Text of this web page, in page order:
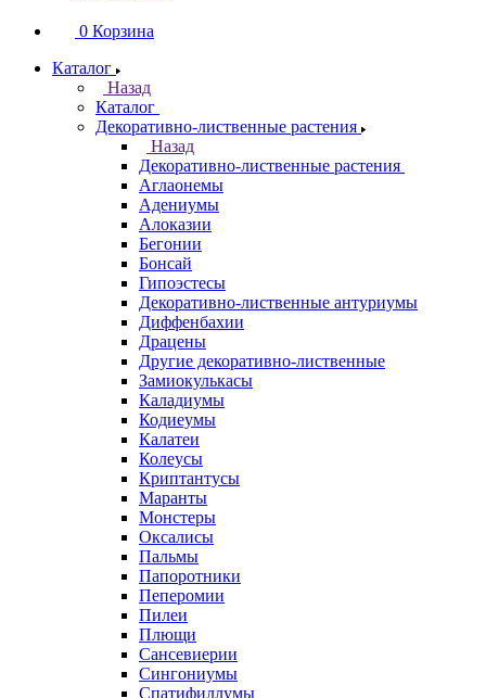
0 Корзина
Каталог
Назад
Каталог
Декоративно-лиственные растения
Назад
Декоративно-лиственные растения
Аглаонемы
Адениумы
Алоказии
Бегонии
Бонсай
Гипоэстесы
Декоративно-лиственные антуриумы
Диффенбахии
Драцены
Другие декоративно-лиственные
Замиокулькасы
Каладиумы
Кодиеумы
Калатеи
Колеусы
Криптантусы
Маранты
Монстеры
Оксалисы
Пальмы
Папоротники
Пеперомии
Пилеи
Плющи
Сансевиерии
Сингониумы
Спатифиллумы